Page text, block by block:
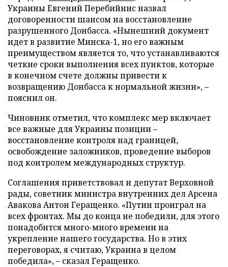
Украины Евгений Перебийнис назвал
договоренности шансом на восстановление
разрушенного Донбасса. «Нынешний документ
идет в развитие Минска-1, но его важным
преимуществом является то, что устанавливаются
четкие сроки выполнения всех пунктов, которые
в конечном счете должны привести к
возвращению Донбасса к нормальной жизни», –
пояснил он.
Чиновник отметил, что комплекс мер включает
все важные для Украины позиции –
восстановление контроля над границей,
освобождение заложников, проведение выборов
под контролем международных структур.
Соглашения приветствовал и депутат Верховной
рады, советник министра внутренних дел Арсена
Авакова Антон Геращенко. «Путин проиграл на
всех фронтах. Мы до конца не победили, для этого
понадобится много-много времени на
укрепление нашего государства. Но в этих
переговорах, я считаю, Украина в целом
победила», – сказал Геращенко.